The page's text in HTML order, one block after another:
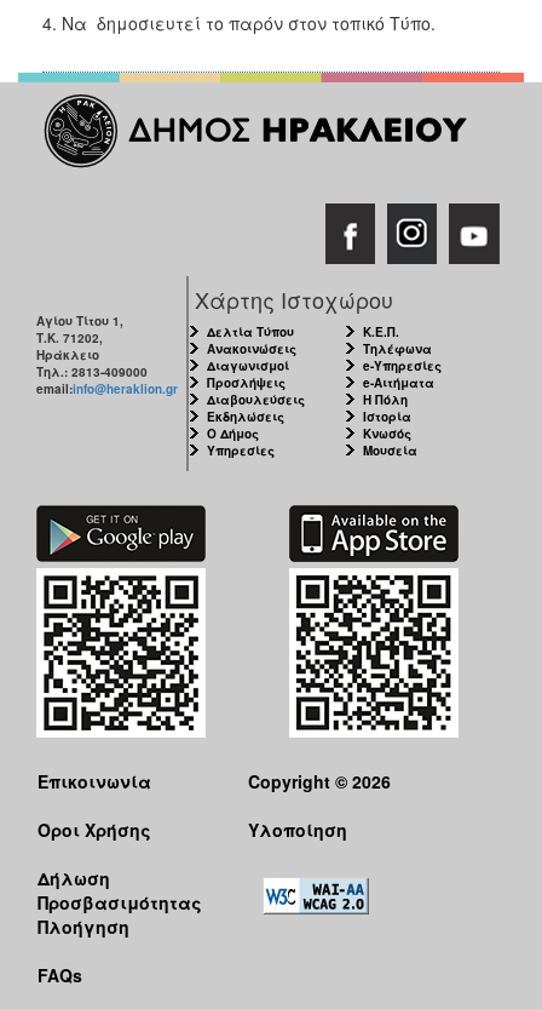
4. Να δημοσιευτεί το παρόν στον τοπικό Τύπο.
Αγίου Τίτου 1,
Τ.Κ. 71202,
Ηράκλειο
Τηλ.: 2813-409000
email:info@heraklion.gr
Χάρτης Ιστοχώρου
Δελτία Τύπου
Ανακοινώσεις
Διαγωνισμοί
Προσλήψεις
Διαβουλεύσεις
Εκδηλώσεις
Ο Δήμος
Υπηρεσίες
Κ.Ε.Π.
Τηλέφωνα
e-Υπηρεσίες
e-Αιτήματα
Η Πόλη
Ιστορία
Κνωσός
Μουσεία
Επικοινωνία
Όροι Χρήσης
Δήλωση
Προσβασιμότητας
Πλοήγηση
FAQs
Copyright © 2026
Υλοποίηση